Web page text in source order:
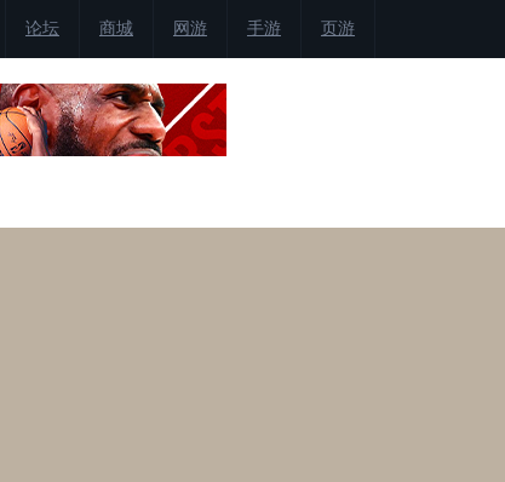
论坛 商城 网游 手游 页游